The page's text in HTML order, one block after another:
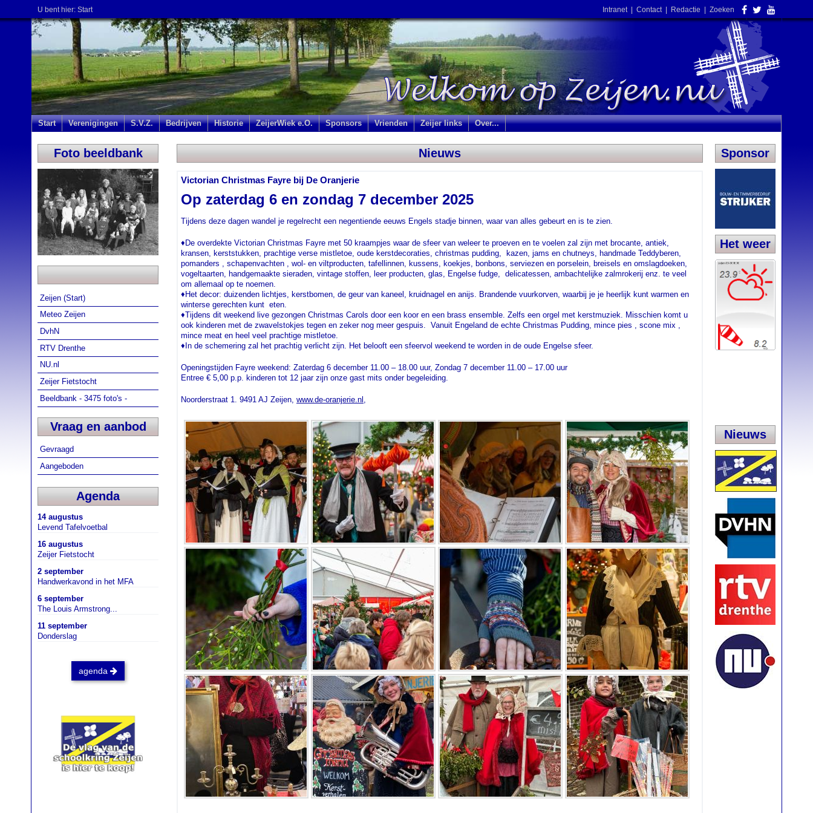
U bent hier: Start Intranet| Contact| Redactie Zoeken
Start Verenigingen S.V.Z. Bedrijven Historie ZeijerWiek e.O. Sponsors Vrienden Zeijer links Over...
Foto beeldbank
Zeijen (Start)
Meteo Zeijen
DvhN
RTV Drenthe
NU.nl
Zeijer Fietstocht
Beeldbank - 3475 foto's -
Vraag en aanbod
Gevraagd
Aangeboden
Agenda
14 augustus
Levend Tafelvoetbal
16 augustus
Zeijer Fietstocht
2 september
Handwerkavond in het MFA
6 september
The Louis Armstrong...
11 september
Donderslag
agenda
Sponsor
Het weer
Nieuws
Nieuws
Victorian Christmas Fayre bij De Oranjerie
Op zaterdag 6 en zondag 7 december 2025
Tijdens deze dagen wandel je regelrecht een negentiende eeuws Engels stadje binnen, waar van alles gebeurt en is te zien.
♦De overdekte Victorian Christmas Fayre met 50 kraampjes waar de sfeer van weleer te proeven en te voelen zal zijn met brocante, antiek,
kransen, kerststukken, prachtige verse mistletoe, oude kerstdecoraties, christmas pudding, kazen, jams en chutneys, handmade Teddyberen,
pomanders , schapenvachten , wol- en viltproducten, tafellinnen, kussens, koekjes, bonbons, serviezen en porselein, breisels en omslagdoeken,
vogeltaarten, handgemaakte sieraden, vintage stoffen, leer producten, glas, Engelse fudge, delicatessen, ambachtelijke zalmrokerij enz. te veel
om allemaal op te noemen.
♦Het decor: duizenden lichtjes, kerstbomen, de geur van kaneel, kruidnagel en anijs. Brandende vuurkorven, waarbij je je heerlijk kunt warmen en
winterse gerechten kunt eten.
♦Tijdens dit weekend live gezongen Christmas Carols door een koor en een brass ensemble. Zelfs een orgel met kerstmuziek. Misschien komt u
ook kinderen met de zwavelstokjes tegen en zeker nog meer gespuis. Vanuit Engeland de echte Christmas Pudding, mince pies , scone mix ,
mince meat en heel veel prachtige mistletoe.
♦In de schemering zal het prachtig verlicht zijn. Het belooft een sfeervol weekend te worden in de oude Engelse sfeer.
Openingstijden Fayre weekend: Zaterdag 6 december 11.00 – 18.00 uur, Zondag 7 december 11.00 – 17.00 uur
Entree € 5,00 p.p. kinderen tot 12 jaar zijn onze gast mits onder begeleiding.
Noorderstraat 1. 9491 AJ Zeijen, www.de-oranjerie.nl,